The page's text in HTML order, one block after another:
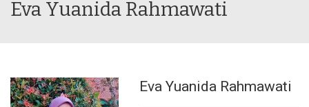
Eva Yuanida Rahmawati
Eva Yuanida Rahmawati